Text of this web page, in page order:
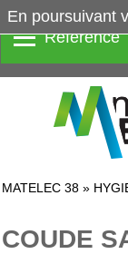
Référence
MATELEC 38 »
COUDE
En poursuivant